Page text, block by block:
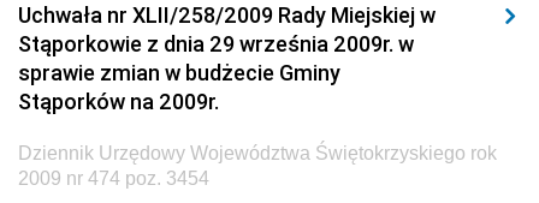
Dziennik Urzędowy Ministerstwa Hutnictwa i
Przemysłu Maszynowego
Dziennik Urzędowy Ministerstwa Zdrowia i Opieki
Społecznej
Dziennik Urzędowy Ministerstwa Rolnictwa, Leśnictwa
i Gospodarki Żywnościowej
Uchwała nr XLII/258/2009 Rady Miejskiej w
Stąporkowie z dnia 29 września 2009r. w
sprawie zmian w budżecie Gminy
Stąporków na 2009r.
Dziennik Urzędowy Województwa Świętokrzyskiego rok
2009 nr 474 poz. 3454